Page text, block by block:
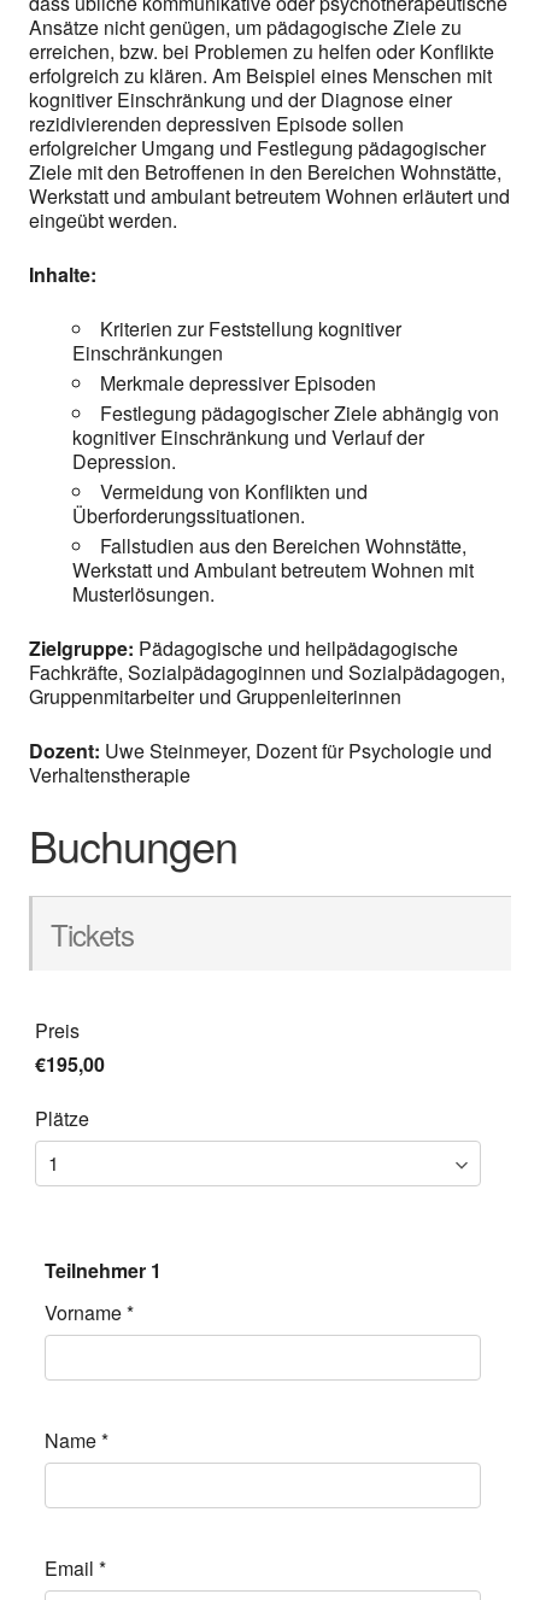
Ansätze nicht genügen, um pädagogische Ziele zu
erreichen, bzw. bei Problemen zu helfen oder Konflikte
erfolgreich zu klären. Am Beispiel eines Menschen mit
kognitiver Einschränkung und der Diagnose einer
rezidivierenden depressiven Episode sollen
erfolgreicher Umgang und Festlegung pädagogischer
Ziele mit den Betroffenen in den Bereichen Wohnstätte,
Werkstatt und ambulant betreutem Wohnen erläutert und
eingeübt werden.
Inhalte:
Kriterien zur Feststellung kognitiver
Einschränkungen
Merkmale depressiver Episoden
Festlegung pädagogischer Ziele abhängig von
kognitiver Einschränkung und Verlauf der
Depression.
Vermeidung von Konflikten und
Überforderungssituationen.
Fallstudien aus den Bereichen Wohnstätte,
Werkstatt und Ambulant betreutem Wohnen mit
Musterlösungen.
Zielgruppe: Pädagogische und heilpädagogische
Fachkräfte, Sozialpädagoginnen und Sozialpädagogen,
Gruppenmitarbeiter und Gruppenleiterinnen
Dozent: Uwe Steinmeyer, Dozent für Psychologie und
Verhaltenstherapie
Buchungen
Tickets
Preis
€195,00
Plätze
Teilnehmer 1
Vorname*
Name*
Email *